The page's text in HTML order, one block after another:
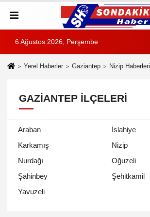
6 Ağustos 2026, Perşembe
Yerel Haberler Gaziantep Nizip Haberleri
GAZIANTEP İLÇELERI
Araban
İslahiye
Karkamış
Nizip
Nurdağı
Oğuzeli
Şahinbey
Şehitkamil
Yavuzeli